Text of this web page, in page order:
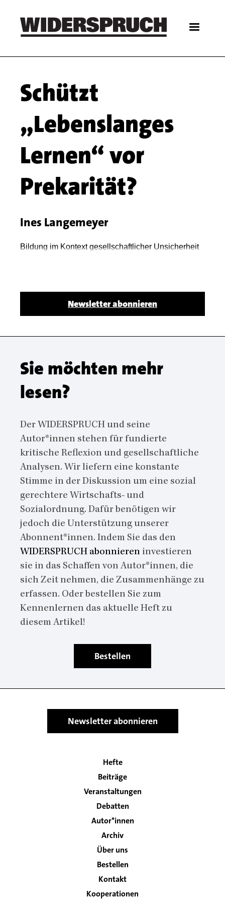
content
Schützt
„Lebenslanges
Lernen“ vor
Prekarität?
Ines Langemeyer
Body
Bildung im Kontext gesellschaftlicher Unsicherheit
Newsletter abonnieren
Sie möchten mehr
lesen?
Der WIDERSPRUCH und seine
Autor*innen stehen für fundierte
kritische Reflexion und gesellschaftliche
Analysen. Wir liefern eine konstante
Stimme in der Diskussion um eine sozial
gerechtere Wirtschafts- und
Sozialordnung. Dafür benötigen wir
jedoch die Unterstützung unserer
Abonnent*innen. Indem Sie das den
WIDERSPRUCH abonnieren investieren
sie in das Schaffen von Autor*innen, die
sich Zeit nehmen, die Zusammenhänge zu
erfassen. Oder bestellen Sie zum
Kennenlernen das aktuelle Heft zu
diesem Artikel!
Bestellen
Main
navigation
Hefte
Beiträge
Veranstaltungen
Debatten
Autor*innen
Archiv
Über uns
Bestellen
Footer
Kontakt
Kooperationen
Newsletter abonnieren